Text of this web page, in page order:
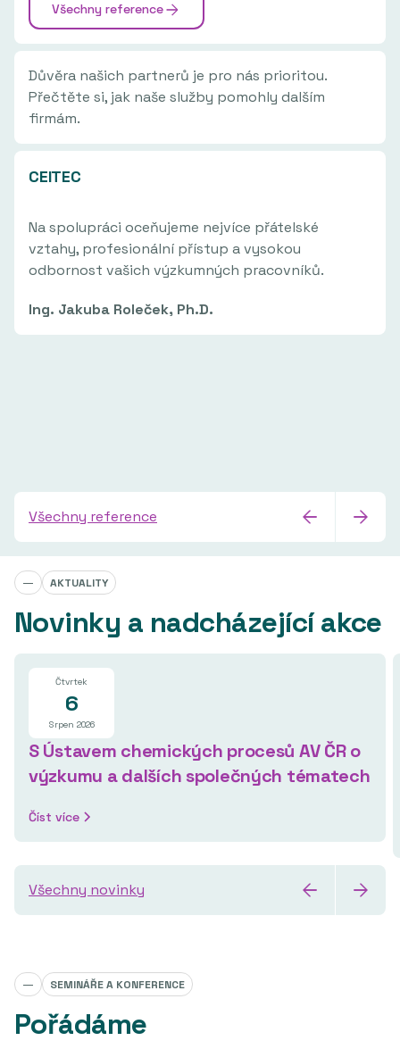
Všechny reference
Důvěra našich partnerů je pro nás prioritou.
Přečtěte si, jak naše služby pomohly dalším
firmám.
CEITEC
Na spolupráci oceňujeme nejvíce přátelské
vztahy, profesionální přístup a vysokou
odbornost vašich výzkumných pracovníků.
Ing. Jakuba Roleček, Ph.D.
Všechny reference
— AKTUALITY
Novinky a nadcházející akce
Čtvrtek
6
Srpen 2026
S Ústavem chemických procesů AV ČR o
výzkumu a dalších společných tématech
Číst více
Všechny novinky
— SEMINÁŘE A KONFERENCE
Pořádáme